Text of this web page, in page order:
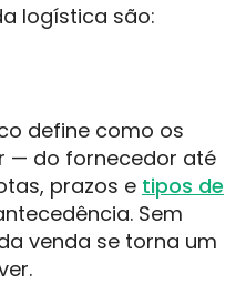
logística são:
define como os
— do fornecedor até
prazos e tipos de
Sem
venda se torna um